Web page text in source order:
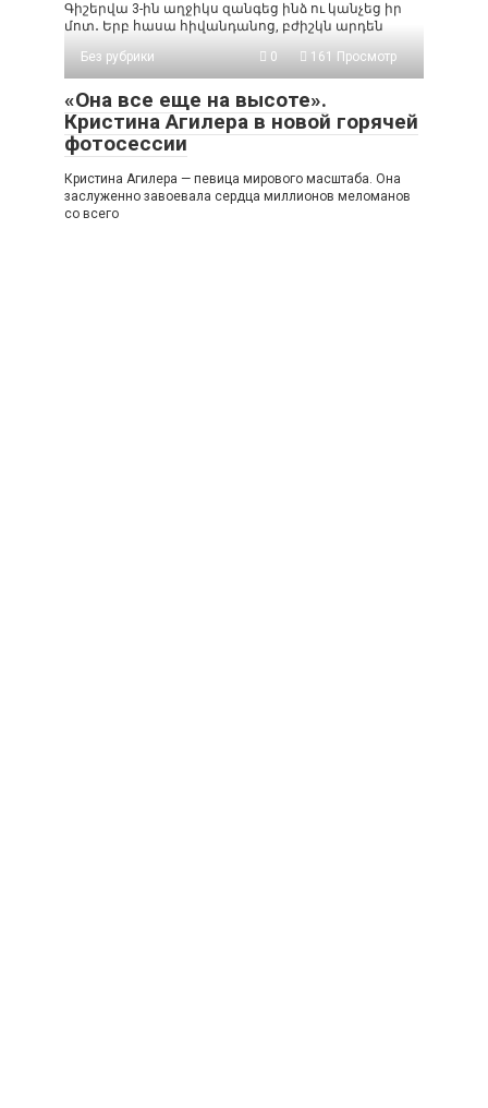
Գիշերվա 3-ին աղջիկս զանգեց ինձ ու կանչեց իր
մոտ․ Երբ հասա հիվանդանոց, բժիշկն արդեն
Без рубрики
0 161 Просмотр
«Она все еще на высоте».
Кристина Агилера в новой горячей
фотосессии
Кристина Агилера — певица мирового масштаба. Она
заслуженно завоевала сердца миллионов меломанов
со всего